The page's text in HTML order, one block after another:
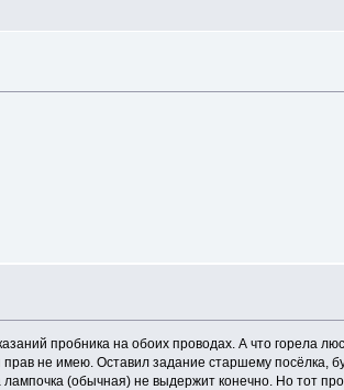
пробника на обоих проводах. А что горела
не имею. Оставил задание старшему посёлка,
(обычная) не выдержит конечно. Но тот